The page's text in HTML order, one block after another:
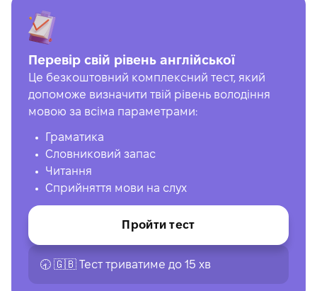
Перевір свій рівень англійської
Це безкоштовний комплексний тест, який
допоможе визначити твій рівень володіння
мовою за всіма параметрами:
Граматика
Словниковий запас
Читання
Сприйняття мови на слух
Пройти тест
🕣 🇬🇧 Тест триватиме до 15 хв